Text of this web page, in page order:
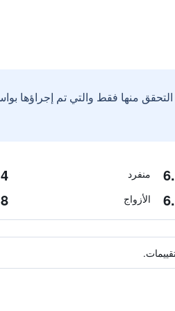
منها فقط والتي تم إجراؤها
منفرد
الأزواج